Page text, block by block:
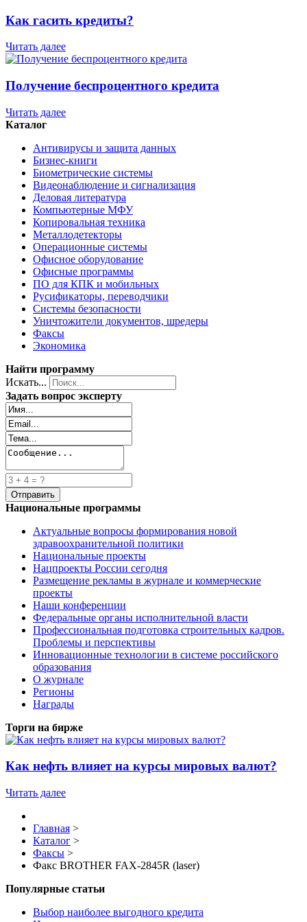
Как гасить кредиты?
Читать далее
Получение беспроцентного кредита
Читать далее
Каталог
Антивирусы и защита данных
Бизнес-книги
Биометрические системы
Видеонаблюдение и сигнализация
Деловая литература
Компьютерные МФУ
Копировальная техника
Металлодетекторы
Операционные системы
Офисное оборудование
Офисные программы
ПО для КПК и мобильных
Русификаторы, переводчики
Системы безопасности
Уничтожители документов, шредеры
Факсы
Экономика
Найти программу
Искать...
Задать вопрос эксперту
Национальные программы
Актуальные вопросы формирования новой
здравоохранительной политики
Национальные проекты
Нацпроекты России сегодня
Размещение рекламы в журнале и коммерческие
проекты
Наши конференции
Федеральные органы исполнительной власти
Профессиональная подготовка строительных кадров.
Проблемы и перспективы
Инновационные технологии в системе российского
образования
О журнале
Регионы
Награды
Торги на бирже
Как нефть влияет на курсы мировых валют?
Читать далее
Главная >
Каталог >
Факсы >
Факс BROTHER FAX-2845R (laser)
Популярные статьи
Выбор наиболее выгодного кредита